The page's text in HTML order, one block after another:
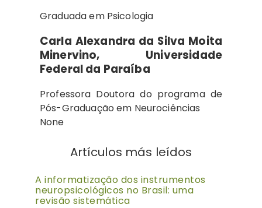
Graduada em Psicologia
Carla Alexandra da Silva Moita
Minervino, Universidade
Federal da Paraíba
Professora Doutora do programa de
Pós-Graduação em Neurociências
None
Artículos más leídos
A informatização dos instrumentos
neuropsicológicos no Brasil: uma
revisão sistemática